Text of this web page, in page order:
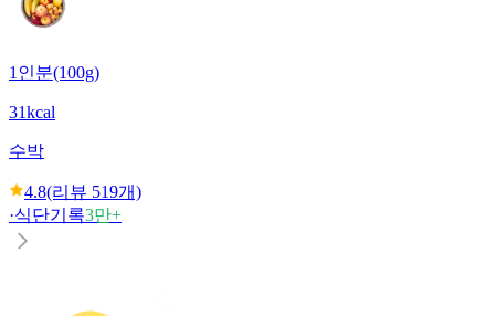
1인분(100g)
31kcal
수박
4.8(리뷰 519개)
·식단기록3만+